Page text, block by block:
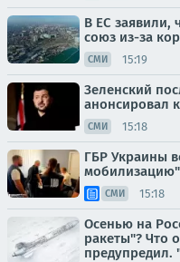
В ЕС заявили,
союз из-за
СМИ 15:19
Зеленский
анонсировал
СМИ 15:18
ГБР Украины
СМИ 15:18
Осенью на
ракеты"? Что
предупредил.